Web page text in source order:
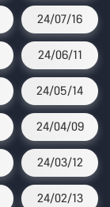
24/07/16
24/06/11
24/05/14
24/04/09
24/03/12
24/02/13